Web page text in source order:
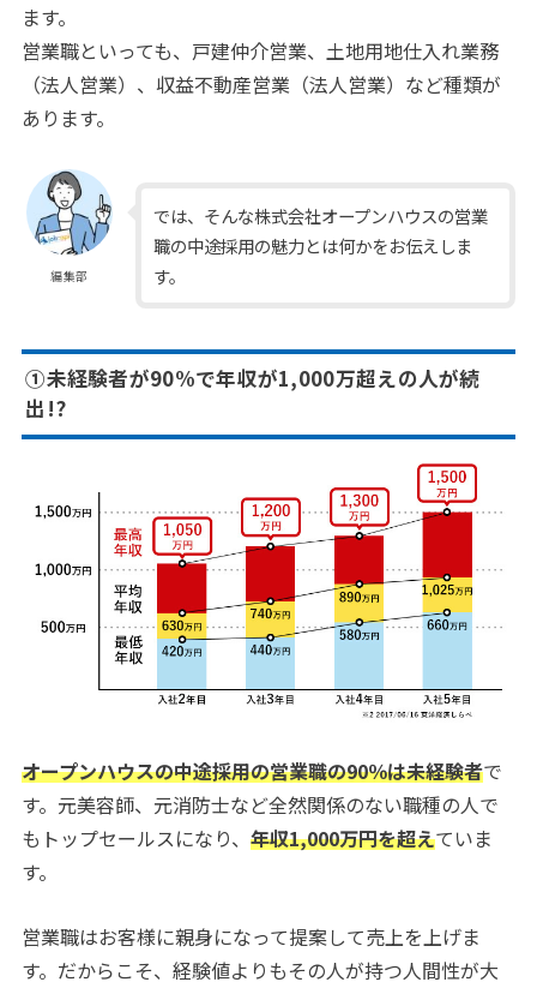
ます。
営業職といっても、戸建仲介営業、土地用地仕入れ業務
（法人営業）、収益不動産営業（法人営業）など種類が
あります。
編集部
では、そんな株式会社オープンハウスの営業
職の中途採用の魅力とは何かをお伝えしま
す。
①未経験者が90%で年収が1,000万超えの人が続
出!?
オープンハウスの中途採用の営業職の90％は未経験者で
す。元美容師、元消防士など全然関係のない職種の人で
もトップセールスになり、 年収1,000万円を超えていま
す。
営業職はお客様に親身になって提案して売上を上げま
す。だからこそ、経験値よりもその人が持つ人間性が大